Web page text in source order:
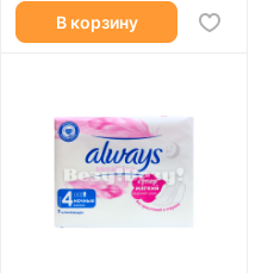
В корзину